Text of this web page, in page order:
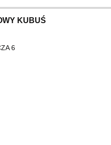
KUBUŚ
6
M JAK MEBLE